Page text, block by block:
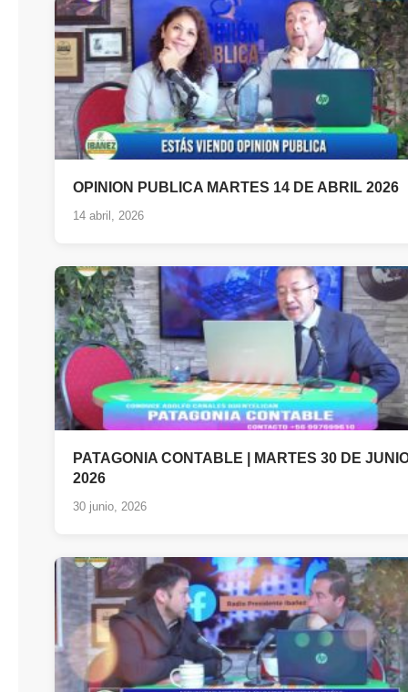
OPINION PUBLICA MARTES 14 DE ABRIL 2026
14 abril, 2026
PATAGONIA CONTABLE | MARTES 30 DE
2026
30 junio, 2026